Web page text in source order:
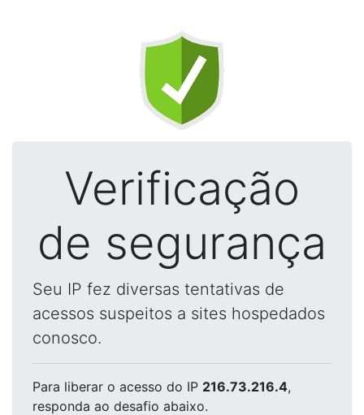
Verificação
de segurança
Seu IP fez diversas tentativas de
acessos suspeitos a sites hospedados
conosco.
Para liberar o acesso do IP 216.73.216.4,
responda ao desafio abaixo.